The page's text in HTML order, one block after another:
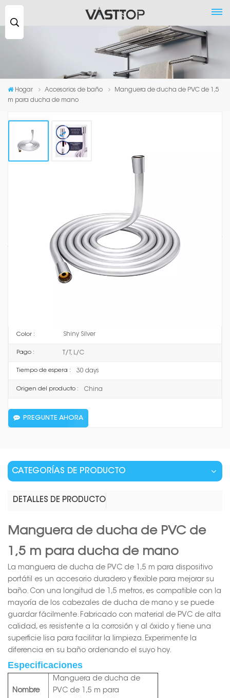
Hogar Accesorios de baño
Manguera de ducha de PVC de 1,5
m para ducha de mano
Manguera De Ducha De PVC De 1,5
M Para Ducha De Mano
La manguera de ducha de PVC de 1,5 m para ducha de
mano es de color plateado con conexión de latón en
ambos extremos. Ofrece una solución duradera y flexible
para sus necesidades de ducha, permitiéndole cambiar
fácilmente entre diferentes cabezales de ducha. Su
construcción de PVC lo hace resistente a la corrosión y al
óxido, mientras que su longitud de 1,5 metros brinda un
amplio alcance para una ducha cómoda.
Color : Shiny Silver
Pago : T/T, L/C
Tiempo de espera : 30 days
Origen del producto : China
PREGUNTE AHORA
CATEGORÍAS DE PRODUCTO
DETALLES DE PRODUCTO
Manguera de ducha de PVC de
1,5 m para ducha de mano
La manguera de ducha de PVC de 1,5 m para dispositivo
portátil es un accesorio duradero y flexible para mejorar su
baño. Con una longitud de 1,5 metros, es compatible con la
mayoría de los cabezales de ducha de mano y se puede
guardar fácilmente. Fabricado con material de PVC de alta
calidad, es resistente a la corrosión y al óxido y tiene una
superficie lisa para facilitar la limpieza. Experimente la
diferencia en su baño ordenando el suyo hoy.
Especificaciones
Nombre
Manguera de ducha de
PVC de 1,5 m para